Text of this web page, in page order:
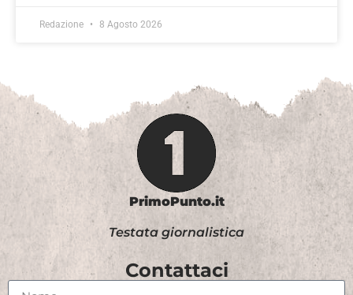
Redazione 8 Agosto 2026
PrimoPunto.it
Testata giornalistica
Contattaci